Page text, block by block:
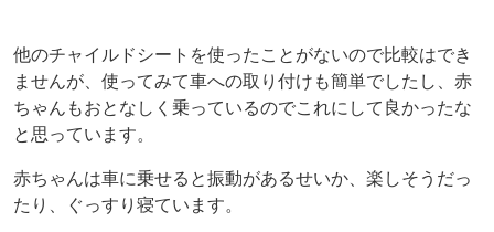
他のチャイルドシートを使ったことがないので比較はでき
ませんが、使ってみて車への取り付けも簡単でしたし、赤
ちゃんもおとなしく乗っているのでこれにして良かったな
と思っています。
赤ちゃんは車に乗せると振動があるせいか、楽しそうだっ
たり、ぐっすり寝ています。